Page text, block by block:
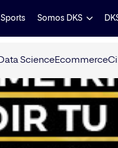
Sports Somos DKS
ScienceEcommerce